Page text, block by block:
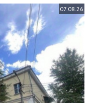
07.08.26